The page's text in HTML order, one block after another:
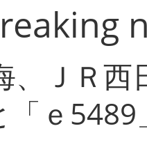
、ＪＲ
「ｅ